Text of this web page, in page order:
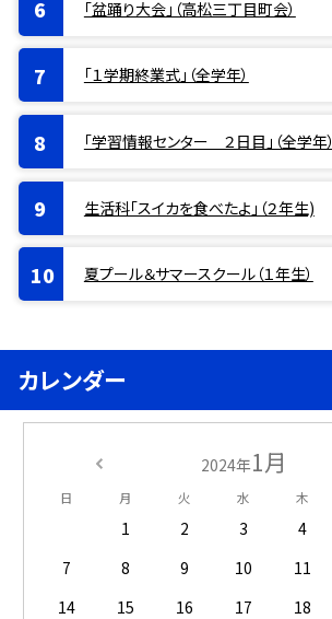
「盆踊り大会」（高松三丁目町会）
「１学期終業式」（全学年）
「学習情報センター ２日目」（全学年）
生活科「スイカを食べたよ」（２年生)
夏プール＆サマースクール（１年生）
カレンダー
2024年1月
日 月 火 水 木
1 2 3 4
7
8 9 10 11
14
15 16 17 18